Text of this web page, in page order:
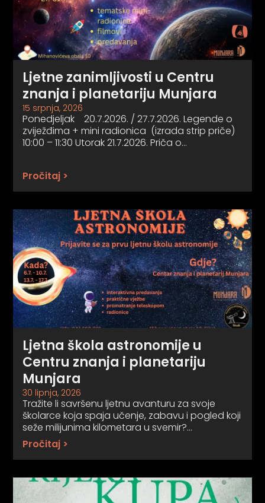
Ljetne zanimljivosti u Centru
znanja i planetariju Munjara
15 srpnja, 2026
Ponedjeljak 20.7.2026. / 27.7.2026. Legende o
zviježđima + mini radionica (izrada strip priče)
10:00 – 11:30 Utorak 21.7.2026. Priča o…
Pročitaj >
Ljetna škola astronomije u
Centru znanja i planetariju
Munjara
30 lipnja, 2026
Tražite li savršenu ljetnu avanturu za svoje
školarce koja spaja učenje, zabavu i pogled koji
seže milijunima kilometara u svemir?…
Pročitaj >